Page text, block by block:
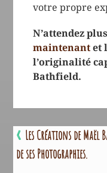
votre propre
N’attendez
maintenantet
l’originalité
Bathfield.
« Les Créations de
de ses Photographies.